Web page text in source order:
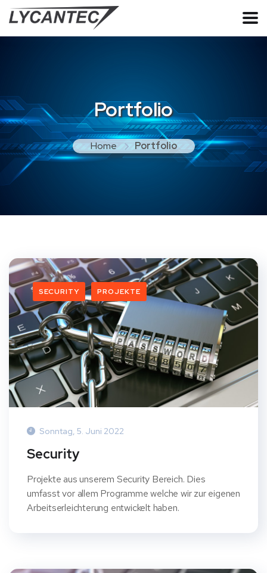
Portfolio
Home Portfolio
SECURITY PROJEKTE
Sonntag, 5. Juni 2022
Security
Projekte aus unserem Security Bereich. Dies
umfasst vor allem Programme welche wir zur eigenen
Arbeitserleichterung entwickelt haben.